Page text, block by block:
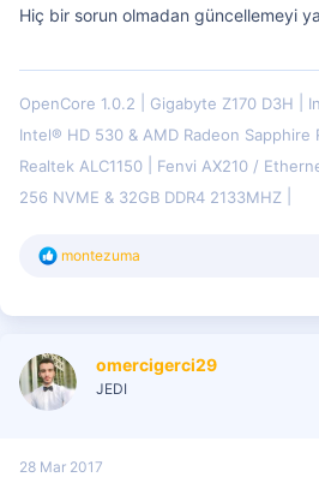
Hiç bir sorun olmadan güncellemeyi
OpenCore 1.0.2 Gigabyte Z170 D3H
Intel® HD 530 & AMD Radeon Sapphire
Realtek ALC1150
Fenvi AX210 /
256 NVME & 32GB DDR4 2133MHZ
T
e
r
:
montezuma
omercigerci29
JEDI
28 Mar 2017